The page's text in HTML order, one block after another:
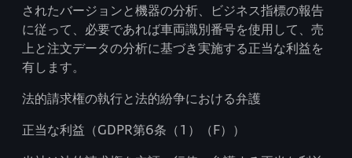
されたバージョンと機器の分析、ビジネス指標の報告
に従って、必要であれば車両識別番号を使用して、売
上と注文データの分析に基づき実施する正当な利益を
有します。
法的請求権の執行と法的紛争における弁護
正当な利益（GDPR第6条（1）（F））